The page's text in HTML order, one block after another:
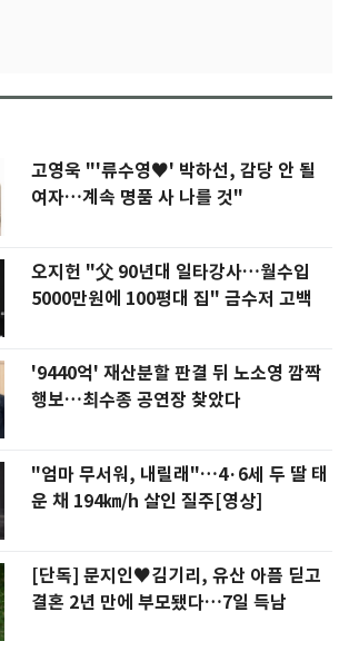
고영욱 "'류수영♥' 박하선, 감당 안 될
여자…계속 명품 사 나를 것"
오지헌 "父 90년대 일타강사…월수입
5000만원에 100평대 집" 금수저 고백
'9440억' 재산분할 판결 뒤 노소영 깜짝
행보…최수종 공연장 찾았다
"엄마 무서워, 내릴래"…4·6세 두 딸 태
운 채 194㎞/h 살인 질주[영상]
[단독] 문지인♥김기리, 유산 아픔 딛고
결혼 2년 만에 부모됐다…7일 득남